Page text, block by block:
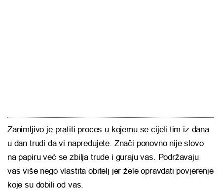
Zanimljivo je pratiti proces u kojemu se cijeli tim iz dana
u dan trudi da vi napredujete. Znači ponovno nije slovo
na papiru već se zbilja trude i guraju vas. Podržavaju
vas više nego vlastita obitelj jer žele opravdati povjerenje
koje su dobili od vas.